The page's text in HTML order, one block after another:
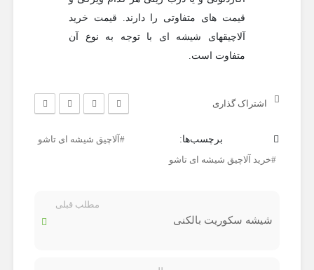
قیمت های متفاوتی را دارند. قیمت خرید
آلاچیقهای شیشه ای با توجه به نوع آن
متفاوت است.
اشتراک گذاری
برچسب‌ها:
آلاچیق شیشه ای تاشو
خرید آلاچیق شیشه ای تاشو
مطلب قبلی
شیشه سکوریت بالکنی